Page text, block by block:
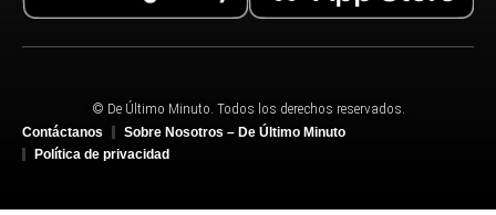
© De Último Minuto. Todos los derechos reservados.
Contáctanos
Sobre Nosotros – De Último Minuto
Política de privacidad